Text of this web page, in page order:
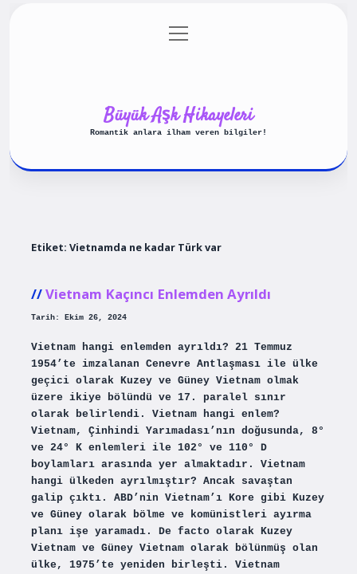
Gizlilik Politikası
menüyü
aç
Büyük Aşk Hikayeleri
Romantik anlara ilham veren bilgiler!
Etiket: Vietnamda ne kadar Türk var
Vietnam Kaçıncı Enlemden Ayrıldı
Tarih: Ekim 26, 2024
Vietnam hangi enlemden ayrıldı? 21 Temmuz
1954’te imzalanan Cenevre Antlaşması ile ülke
geçici olarak Kuzey ve Güney Vietnam olmak
üzere ikiye bölündü ve 17. paralel sınır
olarak belirlendi. Vietnam hangi enlem?
Vietnam, Çinhindi Yarımadası’nın doğusunda, 8°
ve 24° K enlemleri ile 102° ve 110° D
boylamları arasında yer almaktadır. Vietnam
hangi ülkeden ayrılmıştır? Ancak savaştan
galip çıktı. ABD’nin Vietnam’ı Kore gibi Kuzey
ve Güney olarak bölme ve komünistleri ayırma
planı işe yaramadı. De facto olarak Kuzey
Vietnam ve Güney Vietnam olarak bölünmüş olan
ülke, 1975’te yeniden birleşti. Vietnam